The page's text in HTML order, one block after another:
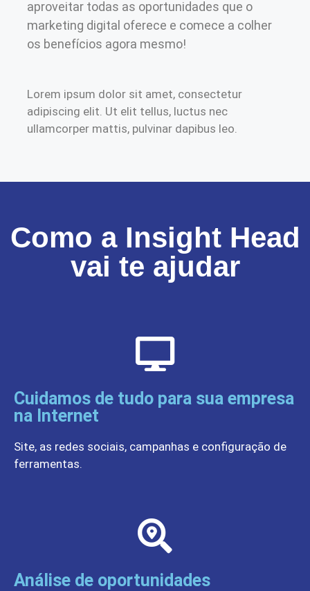
aproveitar todas as oportunidades que o
marketing digital oferece e comece a colher
os benefícios agora mesmo!
Lorem ipsum dolor sit amet, consectetur
adipiscing elit. Ut elit tellus, luctus nec
ullamcorper mattis, pulvinar dapibus leo.
Como a Insight Head
vai te ajudar
Cuidamos de tudo para sua empresa
na Internet
Site, as redes sociais, campanhas e configuração de
ferramentas.
Análise de oportunidades